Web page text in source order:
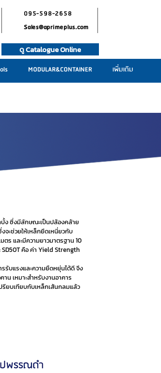
095-598-2658
Sales@aprimeplus.com
ดู Catalogue Online
MODULAR&CONTAINER เพิ่มเติม
บั้ง ซึ่งมีลักษณะเป็นปล้องคล้าย
จะช่วยให้เหล็กยึดเหนี่ยวกับ
ร และมีความยาวมาตรฐาน 10
SD50T คือ ค่า Yield Strength
บแรงและความยืดหยุ่นได้ดี จึง
น เหมาะสำหรับงานอาคาร
รียบเทียบกับเหล็กเส้นกลมแล้ว